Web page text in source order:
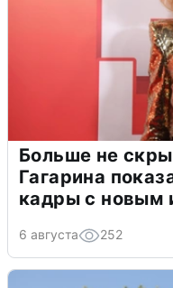
Больше не
Гагарина
кадры с новым
6 августа 252